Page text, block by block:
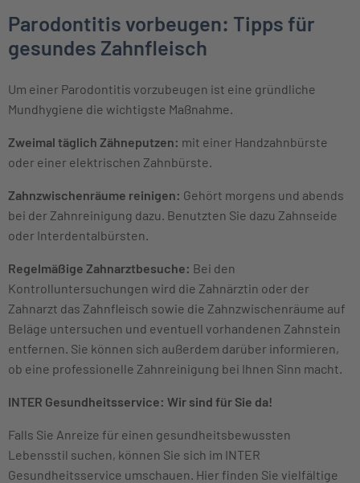
Parodontitis vorbeugen: Tipps für
gesundes Zahnfleisch
Um einer Parodontitis vorzubeugen ist eine gründliche
Mundhygiene die wichtigste Maßnahme.
Zweimal täglich Zähneputzen: mit einer Handzahnbürste
oder einer elektrischen Zahnbürste.
Zahnzwischenräume reinigen: Gehört morgens und abends
bei der Zahnreinigung dazu. Benutzten Sie dazu Zahnseide
oder Interdentalbürsten.
Regelmäßige Zahnarztbesuche: Bei den
Kontrolluntersuchungen wird die Zahnärztin oder der
Zahnarzt das Zahnfleisch sowie die Zahnzwischenräume auf
Beläge untersuchen und eventuell vorhandenen Zahnstein
entfernen. Sie können sich außerdem darüber informieren,
ob eine professionelle Zahnreinigung bei Ihnen Sinn macht.
INTER Gesundheitsservice: Wir sind für Sie da!
Falls Sie Anreize für einen gesundheitsbewussten
Lebensstil suchen, können Sie sich im INTER
Gesundheitsservice umschauen. Hier finden Sie vielfältige